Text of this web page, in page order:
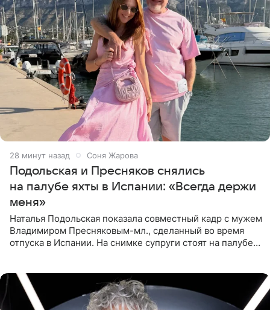
28 минут назад Соня Жарова
Подольская и Пресняков снялись
на палубе яхты в Испании: «Всегда держи
меня»
Наталья Подольская показала совместный кадр с мужем
Владимиром Пресняковым-мл., сделанный во время
отпуска в Испании. На снимке супруги стоят на палубе